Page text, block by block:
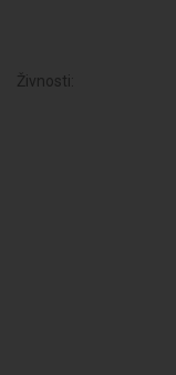
Živnosti: